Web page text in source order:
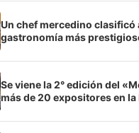
Un chef mercedino clasificó
gastronomía más
Se viene la 2° edición del
más de 20 expositores en la